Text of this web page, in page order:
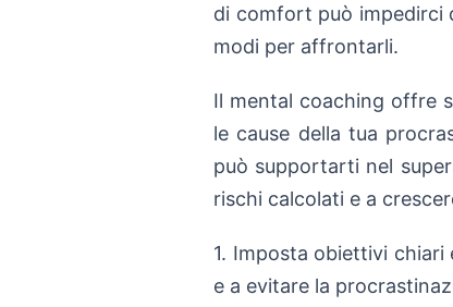
di comfort può impedirci
modi per affrontarli.
Il mental coaching offre
le cause della tua
può supportarti nel
rischi calcolati e a
1. Imposta obiettivi
e a evitare la